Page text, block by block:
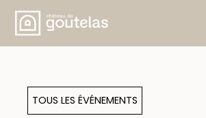
Aller
contenu
TOUS LES ÉVÉNEMENTS